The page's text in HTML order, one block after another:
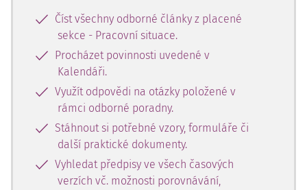
Číst všechny odborné články z placené
sekce - Pracovní situace.
Procházet povinnosti uvedené v
Kalendáři.
Využít odpovědi na otázky položené v
rámci odborné poradny.
Stáhnout si potřebné vzory, formuláře či
další praktické dokumenty.
Vyhledat předpisy ve všech časových
verzích vč. možnosti porovnávání,